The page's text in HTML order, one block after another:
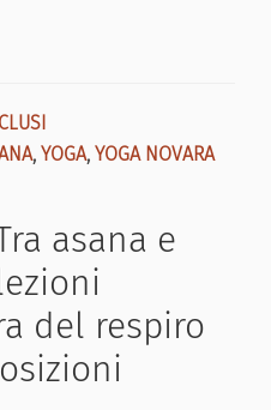
, YOGA, YOGA NOVARA
asana e
del respiro